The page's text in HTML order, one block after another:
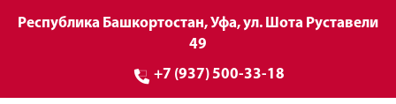
Республика Башкортостан, Уфа, ул. Шота Руставели
49
+7 (937) 500-33-18